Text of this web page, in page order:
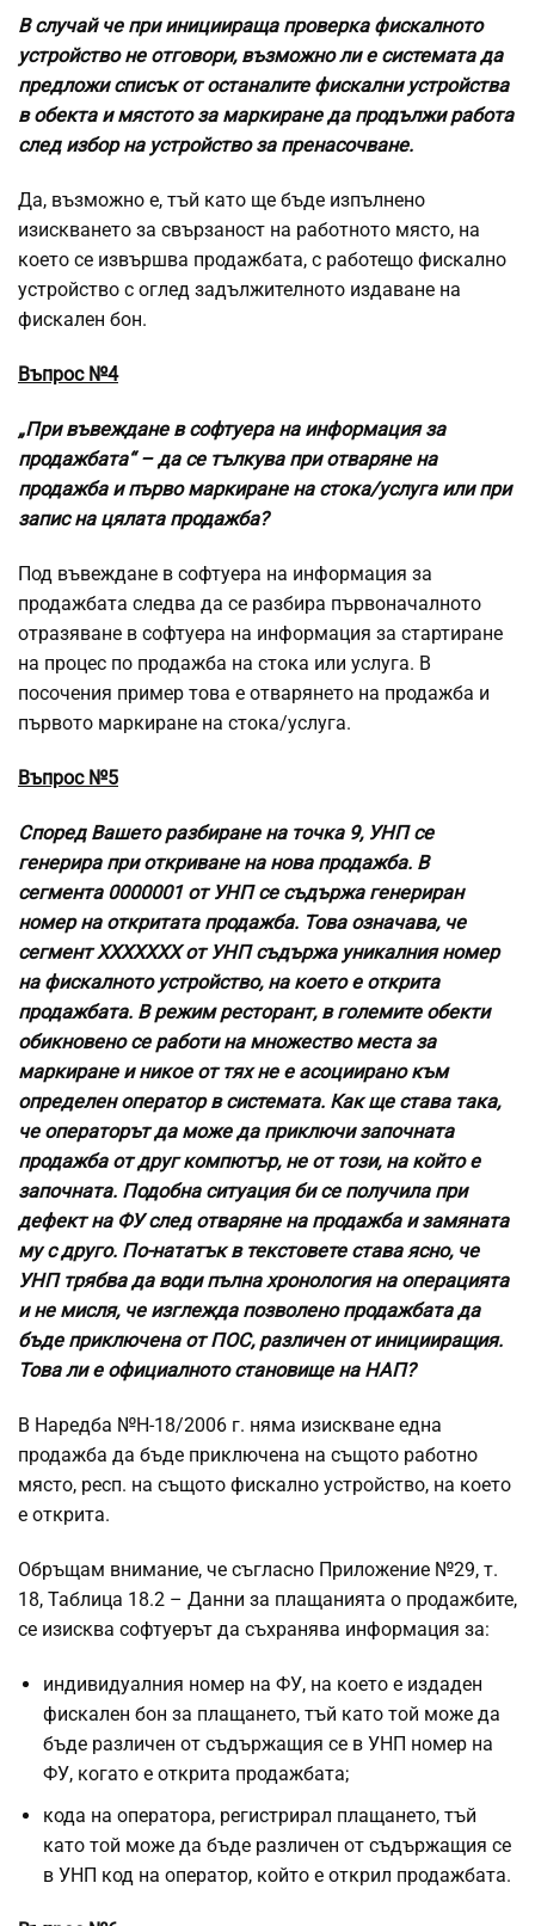
В случай че при инициираща проверка фискалното
устройство не отговори, възможно ли е системата да
предложи списък от останалите фискални устройства
в обекта и мястото за маркиране да продължи работа
след избор на устройство за пренасочване.
Да, възможно е, тъй като ще бъде изпълнено
изискването за свързаност на работното място, на
което се извършва продажбата, с работещо фискално
устройство с оглед задължителното издаване на
фискален бон.
Въпрос №4
„При въвеждане в софтуера на информация за
продажбата“ – да се тълкува при отваряне на
продажба и първо маркиране на стока/услуга или при
запис на цялата продажба?
Под въвеждане в софтуера на информация за
продажбата следва да се разбира първоначалното
отразяване в софтуера на информация за стартиране
на процес по продажба на стока или услуга. В
посочения пример това е отварянето на продажба и
първото маркиране на стока/услуга.
Въпрос №5
Според Вашето разбиране на точка 9, УНП се
генерира при откриване на нова продажба. В
сегмента 0000001 от УНП се съдържа генериран
номер на откритата продажба. Това означава, че
сегмент ХХХХХХХ от УНП съдържа уникалния номер
на фискалното устройство, на което е открита
продажбата. В режим ресторант, в големите обекти
обикновено се работи на множество места за
маркиране и никое от тях не е асоциирано към
определен оператор в системата. Как ще става така,
че операторът да може да приключи започната
продажба от друг компютър, не от този, на който е
започната. Подобна ситуация би се получила при
дефект на ФУ след отваряне на продажба и замяната
му с друго. По-нататък в текстоветестава ясно, че
УНП трябва да води пълна хронология на операцията
и не мисля, че изглежда позволено продажбата да
бъде приключена от ПОС, различен от иницииращия.
Това ли е официалното становище на НАП?
В Наредба №Н-18/2006 г. няма изискване една
продажба да бъде приключена на същото работно
място, респ. на същото фискално устройство, на което
е открита.
Обръщам внимание, че съгласно Приложение №29, т.
18, Таблица 18.2 – Данни за плащанията о продажбите,
се изисква софтуерът да съхранява информация за:
индивидуалния номер на ФУ, на което е издаден
фискален бон за плащането, тъй като той може да
бъде различен от съдържащия се в УНП номер на
ФУ, когато е открита продажбата;
кода на оператора, регистрирал плащането, тъй
като той може да бъде различен от съдържащия се
в УНП код на оператор, който е открил продажбата.